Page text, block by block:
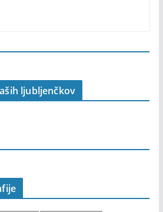
ljubljenčkov